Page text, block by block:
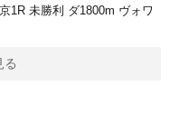
1R 未勝利 ダ1800m ヴォワ
る